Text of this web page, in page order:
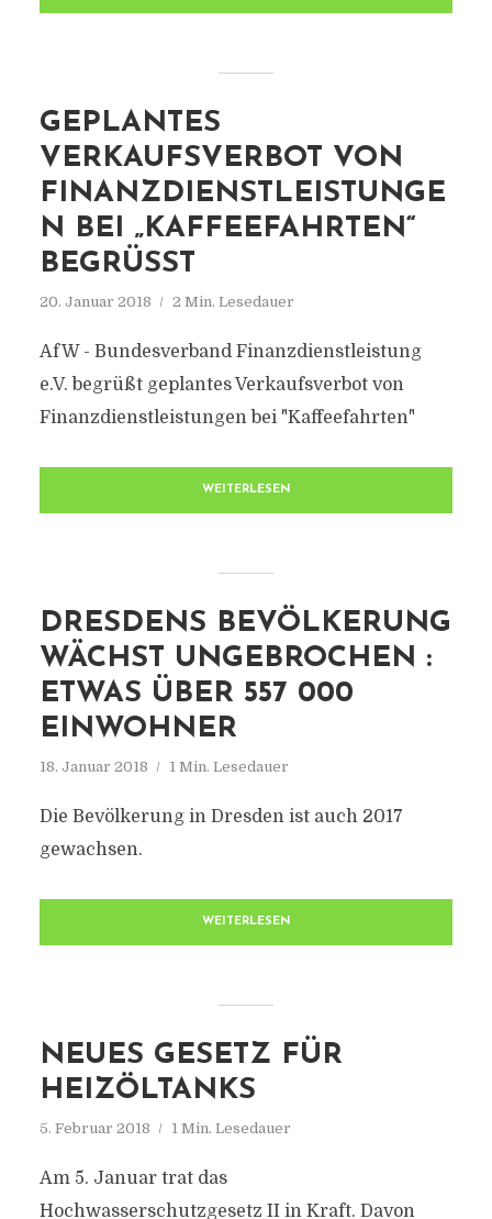
GEPLANTES
VERKAUFSVERBOT VON
FINANZDIENSTLEISTUNGE
N BEI „KAFFEEFAHRTEN“
BEGRÜSST
20. Januar 2018 2 Min. Lesedauer
AfW - Bundesverband Finanzdienstleistung
e.V. begrüßt geplantes Verkaufsverbot von
Finanzdienstleistungen bei "Kaffeefahrten"
WEITERLESEN
DRESDENS BEVÖLKERUNG
WÄCHST UNGEBROCHEN :
ETWAS ÜBER 557 000
EINWOHNER
18. Januar 2018 1 Min. Lesedauer
Die Bevölkerung in Dresden ist auch 2017
gewachsen.
WEITERLESEN
NEUES GESETZ FÜR
HEIZÖLTANKS
5. Februar 2018 1 Min. Lesedauer
Am 5. Januar trat das
Hochwasserschutzgesetz II in Kraft. Davon